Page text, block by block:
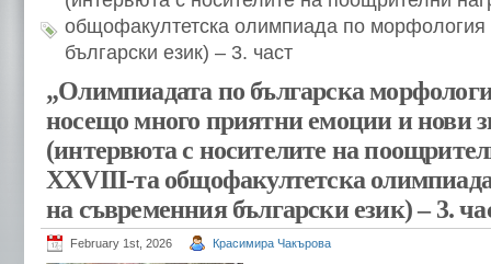
общофакултетска олимпиада по
български език) – 3. част
„Олимпиадата по българска
носещо много приятни емоции и нови
(интервюта с носителите на
XXVIII-та общофакултетска
на съвременния български език) – 3.
February 1st, 2026 Красимира Чакърова